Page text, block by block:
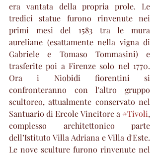
era vantata della propria prole. Le
tredici statue furono rinvenute nei
primi mesi del 1583 tra le mura
aureliane (esattamente nella vigna di
Gabriele e Tomaso Tommasini) e
trasferite poi a Firenze solo nel 1770.
Ora i Niobidi fiorentini si
confronteranno con l'altro gruppo
scultoreo, attualmente conservato nel
Santuario di Ercole Vincitore a #Tivoli,
complesso architettonico parte
dell’Istituto Villa Adriana e Villa d'Este.
Le nove sculture furono rinvenute nel